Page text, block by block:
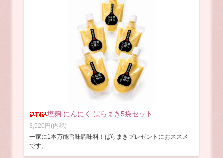
塩麹 にんにく ばらまき5袋セット
3,520円(内税)
一家に1本万能旨味調味料！ばらまきプレゼントにおススメ
です。